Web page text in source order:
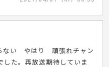
ない やはり 頑張れチャン
た。再放送期待していま